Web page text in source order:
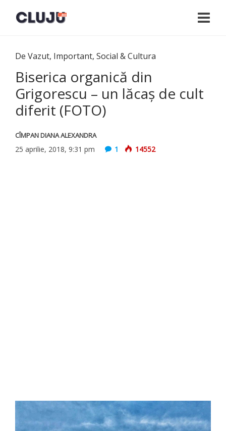
De Vazut, Important, Social & Cultura
Biserica organică din
Grigorescu – un lăcaș de cult
diferit (FOTO)
CÎMPAN DIANA ALEXANDRA
25 aprilie, 2018, 9:31 pm 1 14552